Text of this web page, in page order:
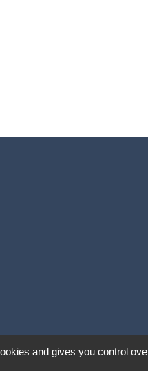
légales Politique de
and gives you control